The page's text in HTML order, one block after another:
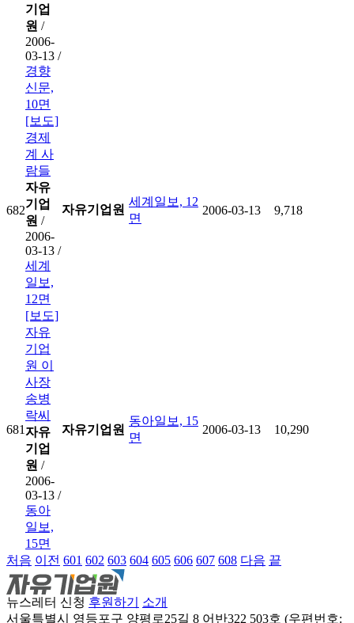
기업
원 /
2006-
03-13 /
경향
신문,
10면
682
[보도]
경제
계 사
람들
자유
기업
원 /
2006-
03-13 /
세계
일보,
12면
자유기업원
세계일보, 12
면
2006-03-13 9,718
681
[보도]
자유
기업
원 이
사장
송병
락씨
자유
기업
원 /
2006-
03-13 /
동아
일보,
15면
자유기업원
동아일보, 15
면
2006-03-13 10,290
처음 이전 601 602 603 604 605 606 607 608 다음 끝
뉴스레터 신청 후원하기
소개
서울특별시 영등포구 양평로25길 8 어반322 503호 (우편번호: